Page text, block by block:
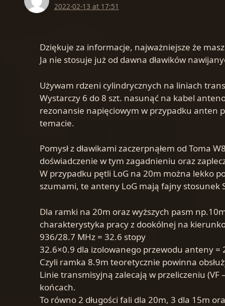
2022-02-13 at 17:51
Dziękuje za informacje, najważniejsze że masz
Ja nie stosuje już od dawna dławików
Używam rdzeni cylindrycznych na liniach
Wystarczy 6 do 8 szt. nasunąć na kabel
rezonansie napięciowym w przypadku anten
temacie.
Pomysł z dławikami zaczerpnąłem od Toma
doświadczenie w tym zagadnieniu oraz
W przypadku pętli LoG na 20m można lekko
szumami, te anteny LoG mają fajny stosunek
Dla ramki na 20m oraz wyższych pasm
charakterystyka pracy z dookólnej na
936/28.7 MHz = 32.6 stopy
32.6×0.9 dla izolowanego przewodu anteny =
Czyli ramka 8.9m teoretycznie powinna
Linie transmisyjną zalecają w przeliczeniu (VF
końcach.
To równo 2 długości fali dla 20m, 3 dla 15m